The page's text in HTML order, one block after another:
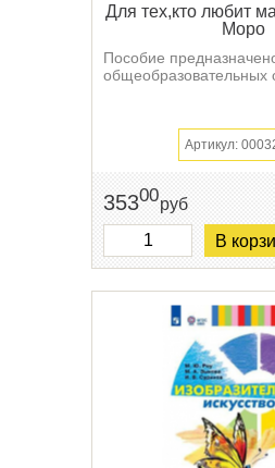
Для тех,кто любит
Моро
Пособие
общеобразовательных
Артикул:
35300руб
В